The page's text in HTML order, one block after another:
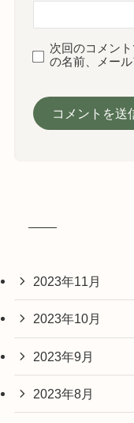
次回のコメン
の名前、メー
2023年11月
2023年10月
2023年9月
2023年8月